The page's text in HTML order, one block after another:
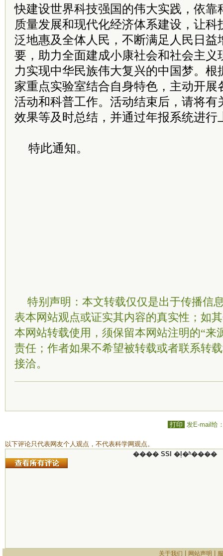
快建设世界科技强国的伟大实践，依靠
质量发展和现代化经济体系建设，让科
泛地惠及全体人民，不断满足人民日益
要，助力全面建成小康社会和社会主义
力实现中华民族伟大复兴的中国梦。根
家重点实验室结合自身特色，主动开展
活动和科普工作。活动结束后，请将有
效果等及时总结，并通过年报系统进行
特此通知。
特别声明：本文转载仅仅是出于传播信
表本网站观点或证实其内容的真实性；如
本网站转载使用，须保留本网站注明的“来
责任；作者如果不希望被转载或者联系转
接洽。
打印 发E-mail给
以下评论只代表网友个人观点，不代表科学网观点。
���� SSI �ļ�ʱ����
关于我们 网站声明